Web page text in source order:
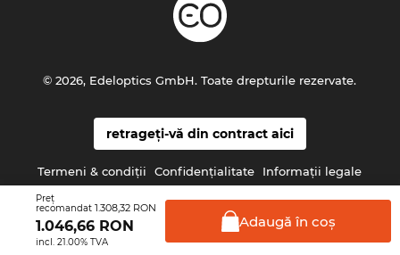
Preţ
recomandat 1.308,32 RON
1.046,66 RON
incl. 21.00% TVA
Adaugă în coş
retrageți-vă din contract aici
Termeni & condiţii Confidenţialitate Informaţii legale
© 2026, Edeloptics GmbH. Toate drepturile rezervate.